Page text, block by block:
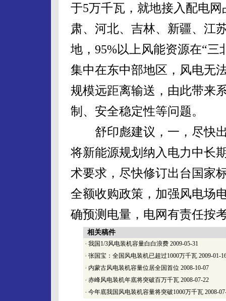
于5万千瓦，就地接入配电
肃、河北、吉林、新疆、江
地，95%以上风能资源在“
集中在东中部地区，风电无
规模远距离输送，由此带来
制、安全稳定性等问题。
舒印彪建议，一，尽快出
将新能源规划纳入电力中长
术要求，尽快修订出台国家
全额收购政策，加强风电场
确预测电量，电网有责任按
相关稿件
· 我国1/3风电装机容量白白浪费 2009-05-31
· 张国宝：全国风电装机已超过1000万千瓦 2009-01-
· 内蒙古风电装机容量位居全国首位 2008-10-07
· 赤峰风电装机年底将突破百万千瓦 2008-07-22
· 今年底我国风电装机容量将突破1000万千瓦 2008-